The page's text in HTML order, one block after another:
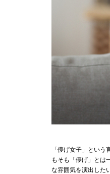
「儚げ女子」とい
もそも「儚げ」とは
な雰囲気を演出した